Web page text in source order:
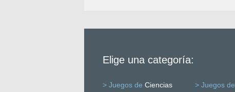
Elige una categoría:
> Juegos de Ciencias > Juegos de